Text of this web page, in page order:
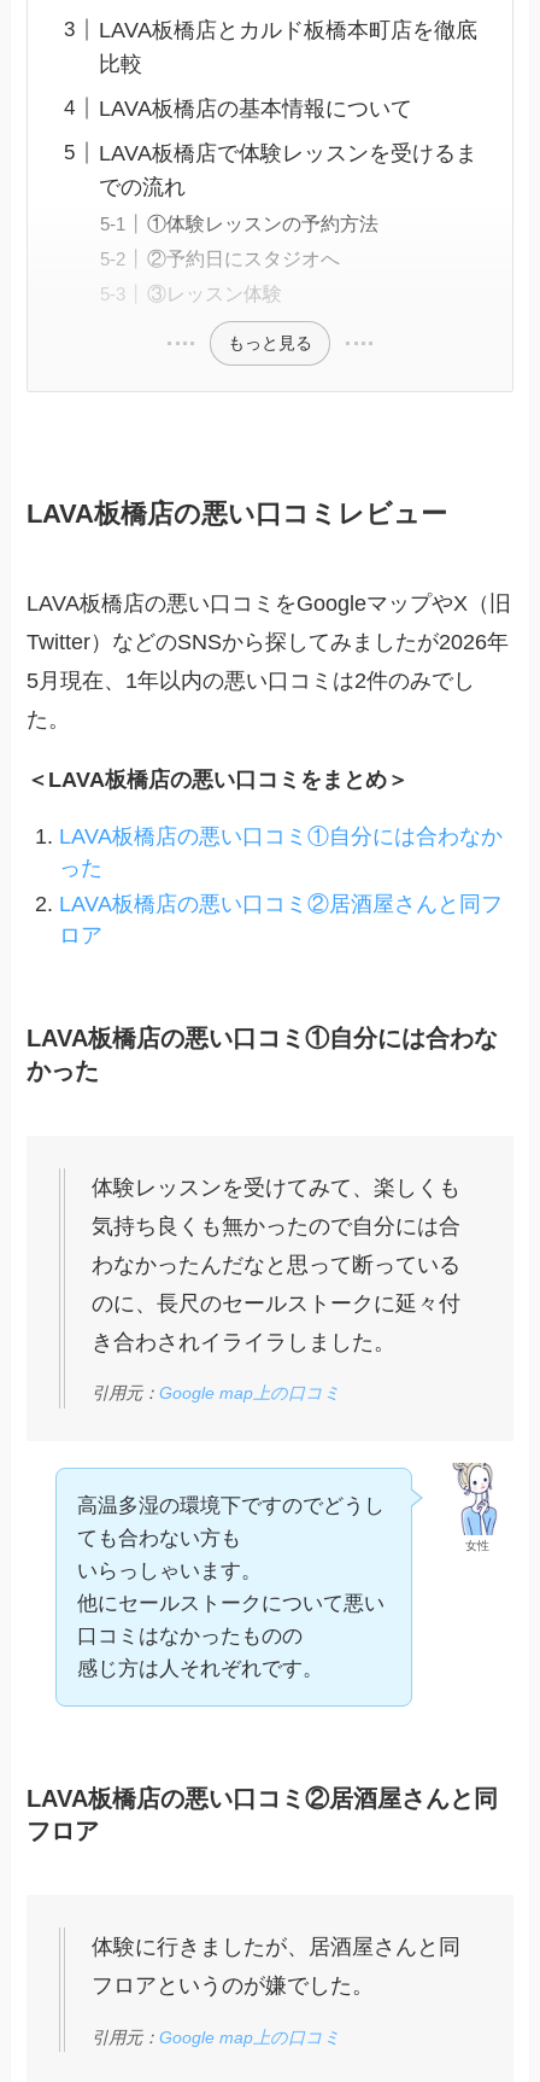
LAVA板橋店とカルド板橋本町店を徹底
比較
LAVA板橋店の基本情報について
LAVA板橋店で体験レッスンを受けるま
での流れ
①体験レッスンの予約方法
②予約日にスタジオへ
③レッスン体験
もっと見る
LAVA板橋店の悪い口コミレビュー
LAVA板橋店の悪い口コミをGoogleマップやX（旧
Twitter）などのSNSから探してみましたが2026年
5月現在、1年以内の悪い口コミは2件のみでし
た。
＜LAVA板橋店の悪い口コミをまとめ＞
LAVA板橋店の悪い口コミ①自分には合わなか
った
LAVA板橋店の悪い口コミ②居酒屋さんと同フ
ロア
LAVA板橋店の悪い口コミ①自分には合わな
かった
体験レッスンを受けてみて、楽しくも
気持ち良くも無かったので自分には合
わなかったんだなと思って断っている
のに、長尺のセールストークに延々付
き合わされイライラしました。
引用元：Google map上の口コミ
女性
高温多湿の環境下ですのでどうし
ても合わない方も
いらっしゃいます。
他にセールストークについて悪い
口コミはなかったものの
感じ方は人それぞれです。
LAVA板橋店の悪い口コミ②居酒屋さんと同
フロア
体験に行きましたが、居酒屋さんと同
フロアというのが嫌でした。
引用元：Google map上の口コミ